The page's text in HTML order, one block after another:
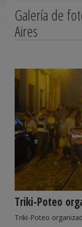
Galería de
Aires
Triki-Poteo
Triki-Poteo